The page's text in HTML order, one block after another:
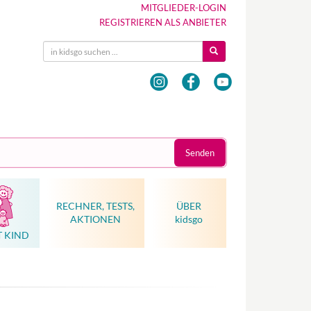
MITGLIEDER-LOGIN
REGISTRIEREN ALS ANBIETER
Senden
KIND
RECHNER, TESTS,
AKTIONEN
ÜBER
kidsgo